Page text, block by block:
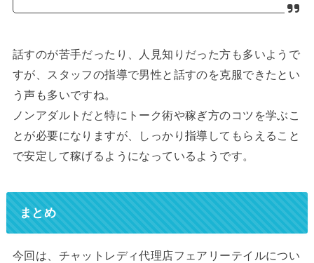
話すのが苦手だったり、人見知りだった方も多いようで
すが、スタッフの指導で男性と話すのを克服できたとい
う声も多いですね。
ノンアダルトだと特にトーク術や稼ぎ方のコツを学ぶこ
とが必要になりますが、しっかり指導してもらえること
で安定して稼げるようになっているようです。
まとめ
今回は、チャットレディ代理店フェアリーテイルについ